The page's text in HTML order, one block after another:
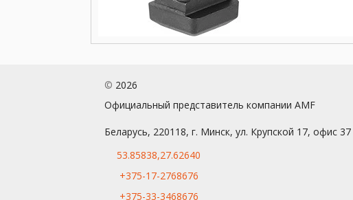
© 2026
Официальный представитель компании AMF
Беларусь, 220118, г. Минск, ул. Крупской 17, офис 37
53.85838,27.62640
+375-17-2768676
+375-33-3468676